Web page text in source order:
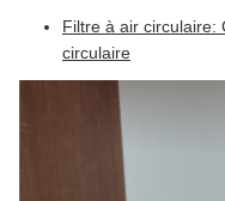
Filtre à air circulaire:
circulaire